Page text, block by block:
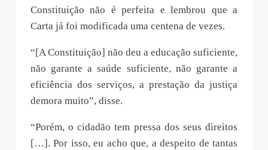
Constituição não é perfeita e lembrou que a
Carta já foi modificada uma centena de vezes.
“[A Constituição] não deu a educação suficiente,
não garante a saúde suficiente, não garante a
eficiência dos serviços, a prestação da justiça
demora muito”, disse.
“Porém, o cidadão tem pressa dos seus direitos
[…]. Por isso, eu acho que, a despeito de tantas